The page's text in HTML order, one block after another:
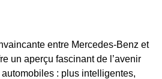
entre Mercedes-Benz et
un aperçu fascinant de l’avenir
: plus intelligentes,